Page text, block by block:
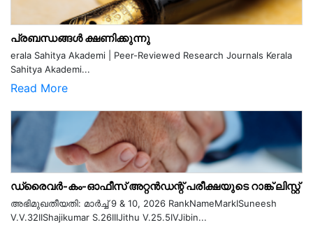
പ്രബന്ധങ്ങൾ ക്ഷണിക്കുന്നു
erala Sahitya Akademi | Peer-Reviewed Research Journals Kerala
Sahitya Akademi...
Read More
ഡ്രൈവർ-കം-ഓഫീസ് അറ്റൻഡന്റ് പരീക്ഷയുടെ റാങ്ക് ലിസ്റ്റ്
അഭിമുഖതീയതി: മാർച്ച് 9 & 10, 2026 RankNameMarkISuneesh
V.V.32IIShajikumar S.26IIIJithu V.25.5IVJibin...